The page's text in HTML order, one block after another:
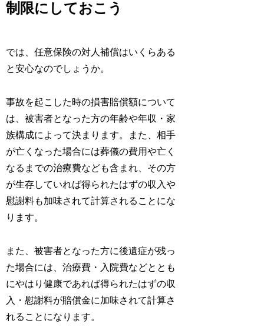
制限にしておこう
では、任意保険の対人補償はいくらある
と安心なのでしょうか。
事故を起こした時の損害賠償額について
は、被害者となった方の年齢や年収・家
族構成によって決まります。また、相手
が亡くなった場合には葬儀の費用や亡く
なるまでの治療費なども含まれ、その方
が生存していれば得られたはずの収入や
慰謝料も加味されて計算されることにな
ります。
また、被害者となった方に後遺症が残っ
た場合には、治療費・入院費などととも
にやはり健康であれば得られたはずの収
入・慰謝料が賠償金に加味されて計算さ
れることになります。